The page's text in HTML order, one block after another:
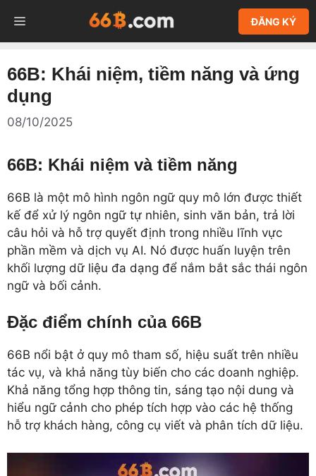
đến
nội
ĐĂNG KÝ
MENU
66B: Khái niệm, tiềm năng và ứng
dụng
08/10/2025
66B: Khái niệm và tiềm năng
66B là một mô hình ngôn ngữ quy mô lớn được thiết
kế để xử lý ngôn ngữ tự nhiên, sinh văn bản, trả lời
câu hỏi và hỗ trợ quyết định trong nhiều lĩnh vực
phần mềm và dịch vụ AI. Nó được huấn luyện trên
khối lượng dữ liệu đa dạng để nắm bắt sắc thái ngôn
ngữ và bối cảnh.
Đặc điểm chính của 66B
66B nổi bật ở quy mô tham số, hiệu suất trên nhiều
tác vụ, và khả năng tùy biến cho các doanh nghiệp.
Khả năng tổng hợp thông tin, sáng tạo nội dung và
hiểu ngữ cảnh cho phép tích hợp vào các hệ thống
hỗ trợ khách hàng, công cụ viết và phân tích dữ liệu.